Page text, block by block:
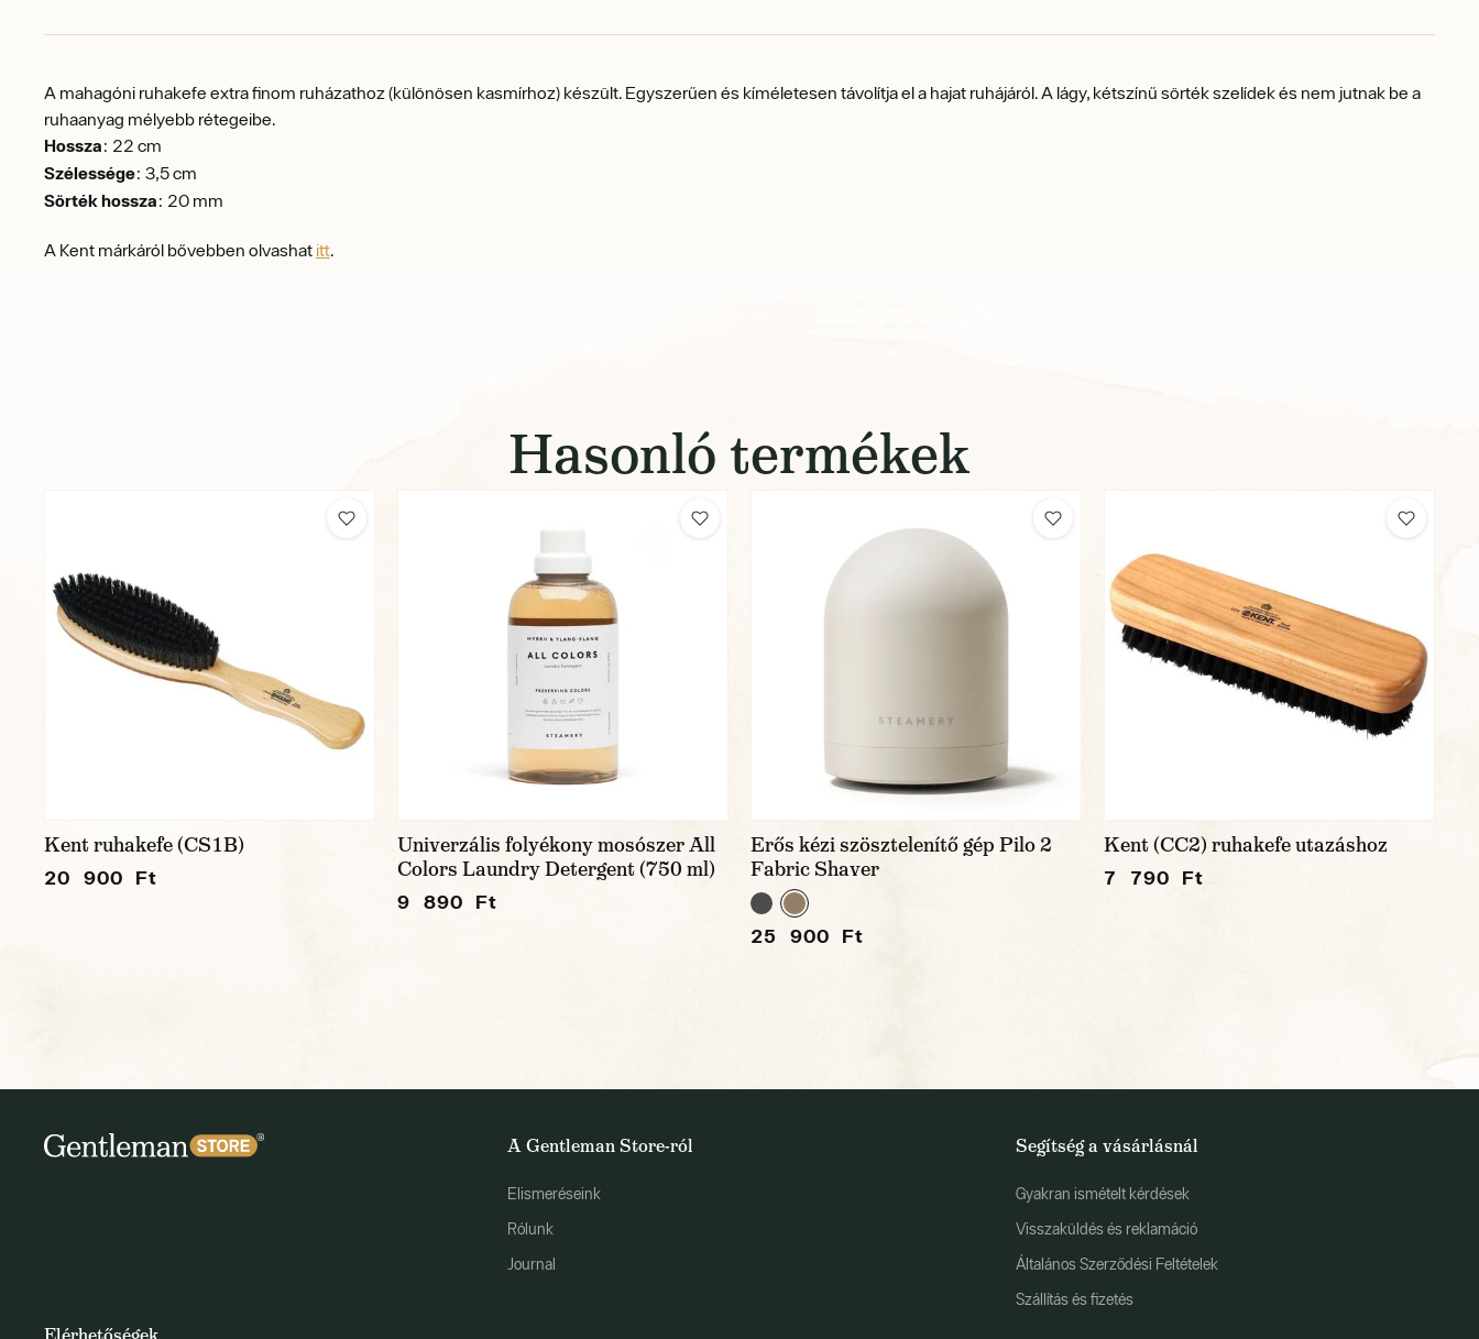
A mahagóni ruhakefe extra finom ruházathoz (különösen kasmírhoz) készült. Egyszerűen és kíméletesen távolítja el a hajat ruhájáról.A lágy, kétszínű sörték szelídek és nem jutnak be a
ruhaanyag mélyebb rétegeibe.
Hossza: 22 cm
Szélessége: 3,5 cm
Sörték hossza: 20 mm
A Kent márkáról bővebben olvashat itt.
Hasonló termékek
Kent ruhakefe (CS1B)
20 900 Ft
Univerzális folyékony mosószer All
Colors Laundry Detergent (750 ml)
9 890 Ft
Erős kézi szösztelenítő gép Pilo 2
Fabric Shaver
25 900 Ft
Kent (CC2) ruhakefe utazáshoz
7 790 Ft
A Gentleman Store-ról
Elismeréseink
Rólunk
Journal
Segítség a vásárlásnál
Gyakran ismételt kérdések
Visszaküldés és reklamáció
Általános Szerződési Feltételek
Szállítás és fizetés